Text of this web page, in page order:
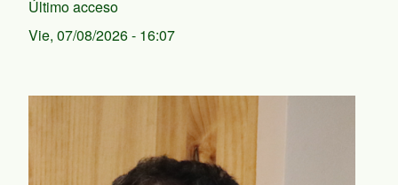
Último acceso
Vie, 07/08/2026 - 16:07